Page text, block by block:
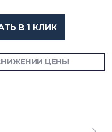
В 1 КЛИК
ЦЕНЫ